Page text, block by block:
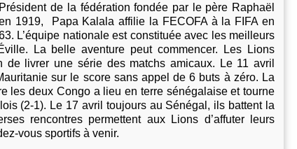
de la fédération fondée par le père Raphaël
1919, Papa Kalala affilie la FECOFA à la FIFA en
L’équipe nationale est constituée avec les meilleurs
La belle aventure peut commencer. Les Lions
de livrer une série des matchs amicaux. Le 11 avril
sur le score sans appel de 6 buts à zéro. La
les deux Congo a lieu en terre sénégalaise et tourne
(2-1). Le 17 avril toujours au Sénégal, ils battent la
rencontres permettent aux Lions d’affuter leurs
vous sportifs à venir.